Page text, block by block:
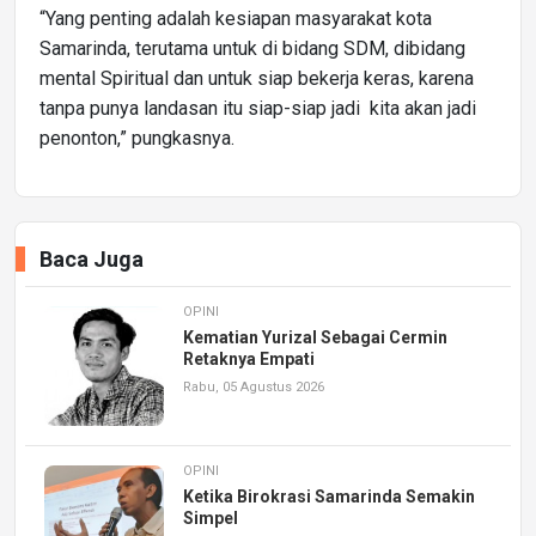
“Yang penting adalah kesiapan masyarakat kota
Samarinda, terutama untuk di bidang SDM, dibidang
mental Spiritual dan untuk siap bekerja keras, karena
tanpa punya landasan itu siap-siap jadi kita akan jadi
penonton,” pungkasnya.
Baca Juga
OPINI
Kematian Yurizal Sebagai Cermin
Retaknya Empati
Rabu, 05 Agustus 2026
OPINI
Ketika Birokrasi Samarinda Semakin
Simpel